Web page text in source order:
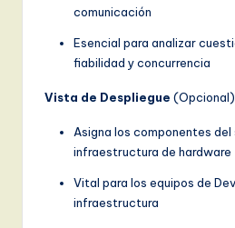
comunicación
Esencial para analizar
fiabilidad y concurrencia
Vista de Despliegue (Opcional)
Asigna los componentes del
infraestructura de hardware
Vital para los equipos de
infraestructura